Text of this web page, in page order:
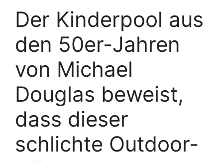
Der Kinderpool aus
den 50er-Jahren
von Michael
Douglas beweist,
dass dieser
schlichte Outdoor-